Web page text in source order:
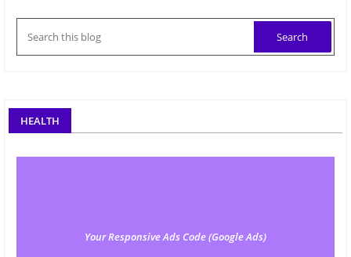
HEALTH
Your Responsive Ads Code (Google Ads)